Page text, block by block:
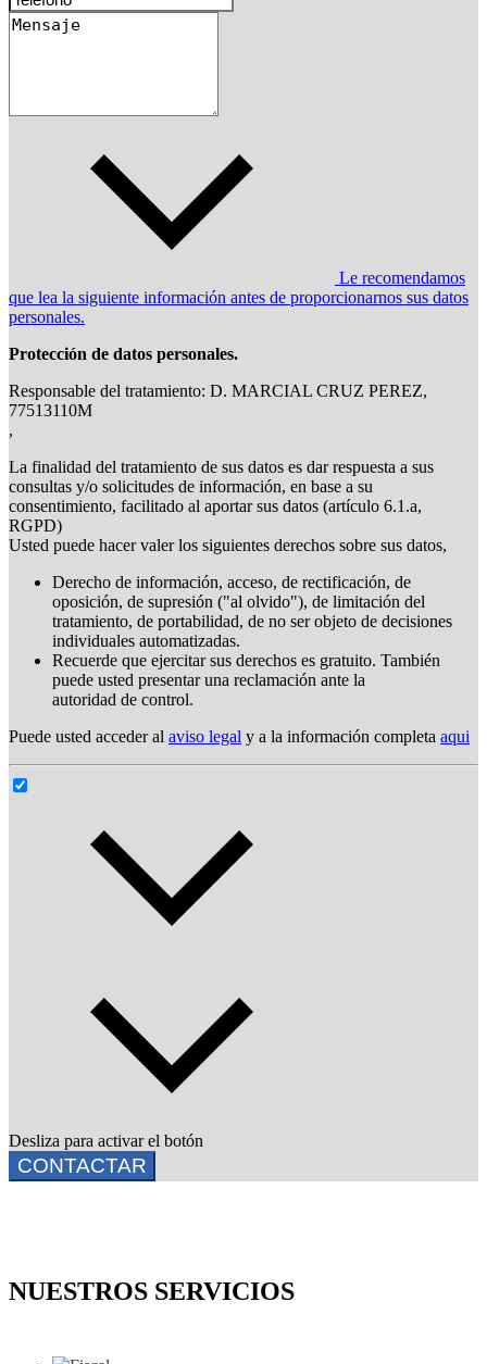
Le recomendamos
que lea la siguiente información antes de proporcionarnos sus datos
personales.
Protección de datos personales.
Responsable del tratamiento: D. MARCIAL CRUZ PEREZ,
77513110M
,
La finalidad del tratamiento de sus datos es dar respuesta a sus
consultas y/o solicitudes de información, en base a su
consentimiento, facilitado al aportar sus datos (artículo 6.1.a,
RGPD)
Usted puede hacer valer los siguientes derechos sobre sus datos,
Derecho de información, acceso, de rectificación, de
oposición, de supresión ("al olvido"), de limitación del
tratamiento, de portabilidad, de no ser objeto de decisiones
individuales automatizadas.
Recuerde que ejercitar sus derechos es gratuito. También
puede usted presentar una reclamación ante la
autoridad de control.
Puede usted acceder al aviso legal y a la información completa aqui
Desliza para activar el botón
CONTACTAR
NUESTROS SERVICIOS